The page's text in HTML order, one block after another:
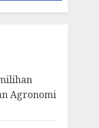
Agronomi